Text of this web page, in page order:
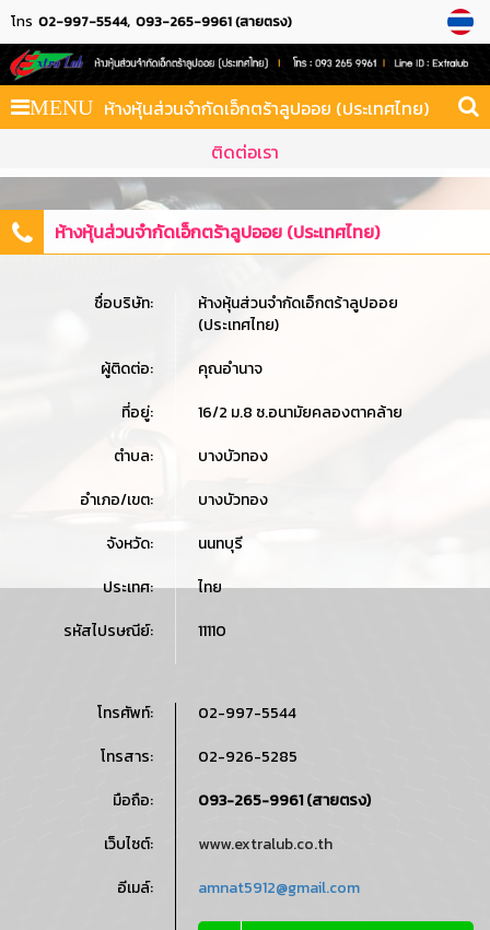
โทร 02-997-5544 093-265-9961 (สายตรง)
MENU ห้างหุ้นส่วนจำกัดเอ็กตร้าลูปออย (ประเทศไทย)
ติดต่อเรา
ห้างหุ้นส่วนจำกัดเอ็กตร้าลูปออย (ประเทศไทย)
ชื่อบริษัท:
ห้างหุ้นส่วนจำกัดเอ็กตร้าลูปออย
(ประเทศไทย)
ผู้ติดต่อ:
คุณอำนาจ
ที่อยู่:
16/2 ม.8 ซ.อนามัยคลองตาคล้าย
ตำบล:
บางบัวทอง
อำเภอ/เขต:
บางบัวทอง
จังหวัด:
นนทบุรี
ประเทศ:
ไทย
รหัสไปรษณีย์:
11110
โทรศัพท์:
02-997-5544
โทรสาร:
02-926-5285
มือถือ:
093-265-9961 (สายตรง)
เว็บไซต์:
www.extralub.co.th
อีเมล์:
amnat5912@gmail.com